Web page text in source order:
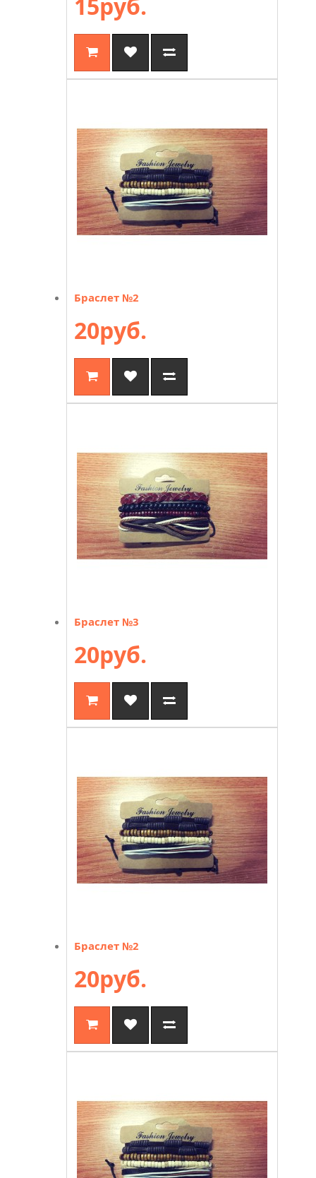
Браслет №2
20руб.
Браслет №3
20руб.
Браслет №2
20руб.